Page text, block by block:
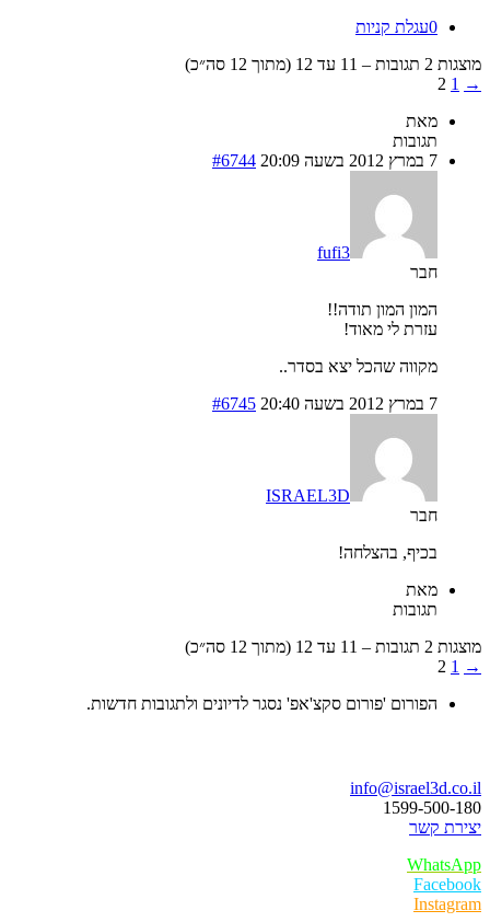
0עגלת קניות
מוצגות 2 תגובות – 11 עד 12 (מתוך 12 סה״כ)
→
1
2
מאת
תגובות
7 במרץ 2012 בשעה 20:09
#6744
fufi3
חבר
המון המון תודה!!
עזרת לי מאוד!
מקווה שהכל יצא בסדר..
7 במרץ 2012 בשעה 20:40
#6745
ISRAEL3D
חבר
בכיף, בהצלחה!
מאת
תגובות
מוצגות 2 תגובות – 11 עד 12 (מתוך 12 סה״כ)
→
1
2
הפורום 'פורום סקצ'אפ' נסגר לדיונים ולתגובות חדשות.
info@israel3d.co.il
1599-500-180
יצירת קשר
WhatsApp
Facebook
Instagram